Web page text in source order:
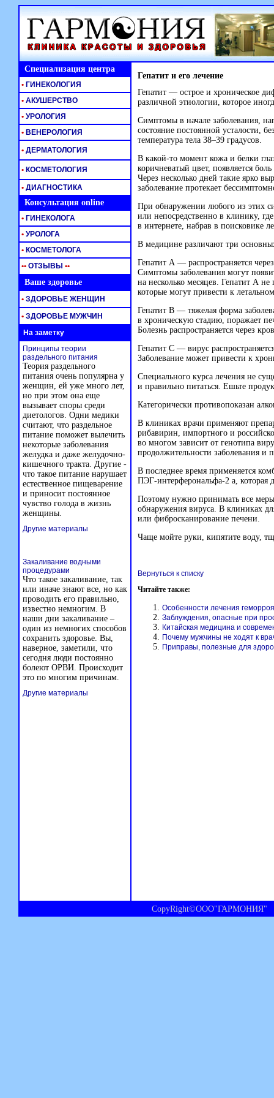
Специализация центра Гепатит и его лечение
Гепатит — острое и хроническое
различной этиологии, которое
Симптомы в начале заболевания,
состояние постоянной усталости,
температура тела 38–39 градусов.
В какой-то момент кожа и белки
коричневатый цвет, появляется
Через несколько дней такие ярко
заболевание протекает
При обнаружении любого из этих
или непосредственно в клинику,
в интернете, набрав в поисковике
В медицине различают три
Гепатит А — распространяется
Симптомы заболевания могут
на несколько месяцев. Гепатит А
которые могут привести к
Гепатит B — тяжелая форма
в хроническую стадию, поражает
Болезнь распространяется через
Гепатит С — вирус
Заболевание может привести к
Специального курса лечения не
и правильно питаться. Ешьте
Категорически противопоказан
В клиниках врачи применяют
рибавирин, импортного и
во многом зависит от генотипа
продолжительности заболевания и
В последнее время применяется
ПЭГ-интерферональфа-2 а, которая
Поэтому нужно принимать все
обнаружения вируса. В клиниках
или фибросканирование печени.
Чаще мойте руки, кипятите воду,
Вернуться к списку
Читайте также:
Особенности лечения
Заблуждения, опасные при
Китайская медицина и
Почему мужчины не ходят к
Приправы, полезные для
• ГИНЕКОЛОГИЯ
• АКУШЕРСТВО
• УРОЛОГИЯ
• ВЕНЕРОЛОГИЯ
• ДЕРМАТОЛОГИЯ
• КОСМЕТОЛОГИЯ
• ДИАГНОСТИКА
Консультация online
• ГИНЕКОЛОГА
• УРОЛОГА
• КОСМЕТОЛОГА
•• ОТЗЫВЫ ••
Ваше здоровье
• ЗДОРОВЬЕ ЖЕНЩИН
• ЗДОРОВЬЕ МУЖЧИН
На заметку
Принципы теории
раздельного питания
Теория раздельного
питания очень популярна у
женщин, ей уже много лет,
но при этом она еще
вызывает споры среди
диетологов. Одни медики
считают, что раздельное
питание поможет вылечить
некоторые заболевания
желудка и даже желудочно-
кишечного тракта. Другие -
что такое питание нарушает
естественное пищеварение
и приносит постоянное
чувство голода в жизнь
женщины.
Другие материалы
Закаливание водными
процедурами
Что такое закаливание, так
или иначе знают все, но как
проводить его правильно,
известно немногим. В
наши дни закаливание –
один из немногих способов
сохранить здоровье. Вы,
наверное, заметили, что
сегодня люди постоянно
болеют ОРВИ. Происходит
это по многим причинам.
Другие материалы